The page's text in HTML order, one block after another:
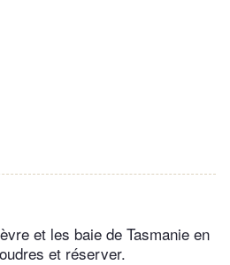
et les baie de Tasmanie en
et réserver.